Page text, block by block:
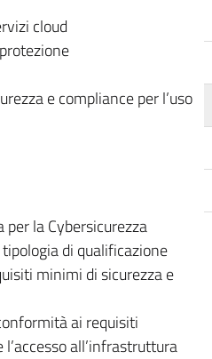
cloud
e compliance per l’uso
la Cybersicurezza
di qualificazione
minimi di sicurezza e
ai requisiti
all’infrastruttura